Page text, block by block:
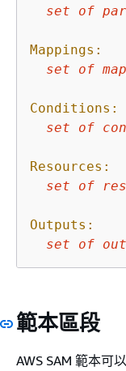
set
of
Mappings:
set
of
Conditions:
set
of
Resources:
set
of
Outputs:
set
of
範本區段
AWS SAM 範本可